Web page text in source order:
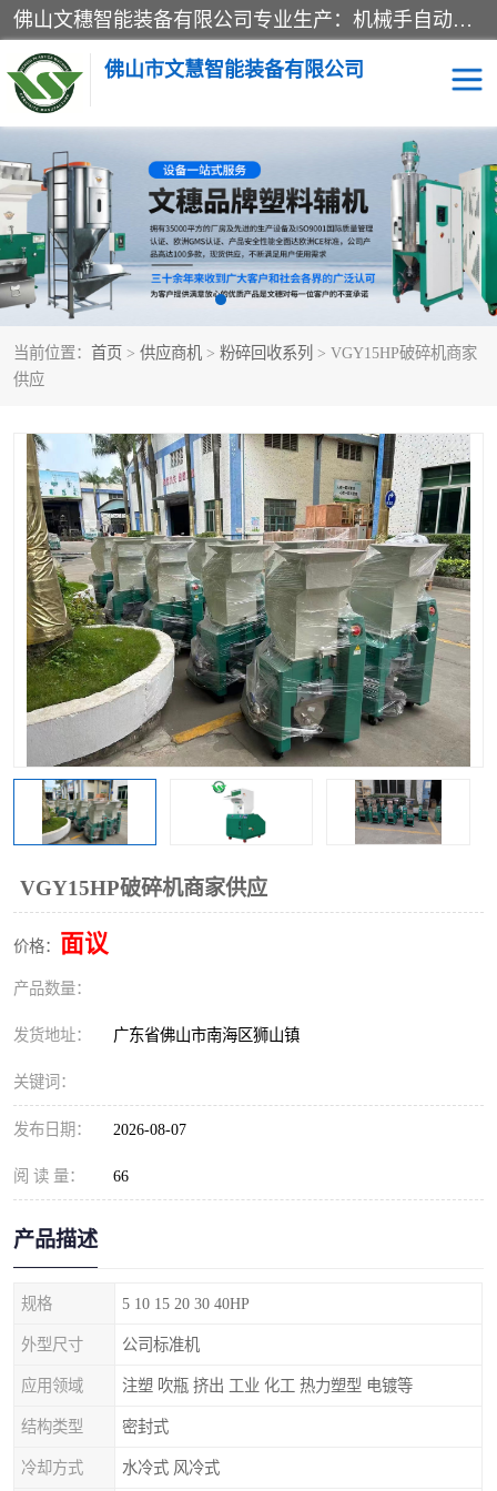
佛山文穗智能装备有限公司专业生产：机械手自动化系列；塑料粉碎机回收系列；塑料混色机系列；温度控制系列：模温机，冷水机；供料输送系列：中央供料系统，欧化/独立式吸料机，分体式吸料机；整机保修一年，易损件除外。
佛山市文慧智能装备有限公司
当前位置： 首页 > 供应商机 > 粉碎回收系列 > VGY15HP破碎机商家
供应
VGY15HP破碎机商家供应
价格： 面议
产品数量：
发货地址： 广东省佛山市南海区狮山镇
关键词：
发布日期： 2026-08-07
阅 读 量： 66
产品描述
规格 5 10 15 20 30 40HP
外型尺寸 公司标准机
应用领域 注塑 吹瓶 挤出 工业 化工 热力塑型 电镀等
结构类型 密封式
冷却方式 水冷式 风冷式
粉碎回收系列 干燥除湿系列
塑料破碎机 工业冷水机
三机一体除湿干燥机 塑料干燥机
塑料混色机 模温机
三机一体除湿机